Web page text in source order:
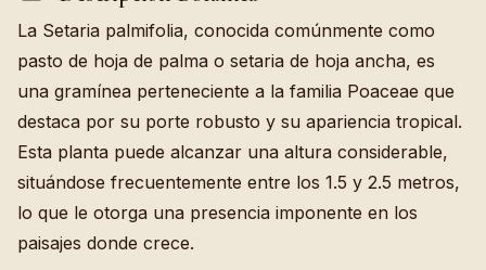
La Setaria palmifolia, conocida comúnmente como
pasto de hoja de palma o setaria de hoja ancha, es
una gramínea perteneciente a la familia Poaceae que
destaca por su porte robusto y su apariencia tropical.
Esta planta puede alcanzar una altura considerable,
situándose frecuentemente entre los 1.5 y 2.5 metros,
lo que le otorga una presencia imponente en los
paisajes donde crece.